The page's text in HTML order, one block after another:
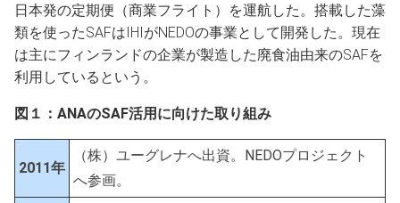
日本発の定期便（商業フライト）を運航した。搭載した藻
類を使ったSAFはIHIがNEDOの事業として開発した。現在
は主にフィンランドの企業が製造した廃食油由来のSAFを
利用しているという。
図１：ANAのSAF活用に向けた取り組み
2011年
（株）ユーグレナへ出資。NEDOプロジェクト
へ参画。